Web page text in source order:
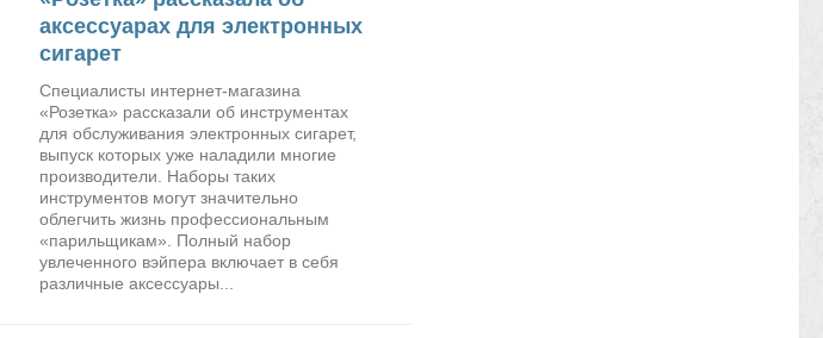
аксессуарах для электронных
сигарет
Специалисты интернет-магазина
«Розетка» рассказали об инструментах
для обслуживания электронных сигарет,
выпуск которых уже наладили многие
производители. Наборы таких
инструментов могут значительно
облегчить жизнь профессиональным
«парильщикам». Полный набор
увлеченного вэйпера включает в себя
различные аксессуары...